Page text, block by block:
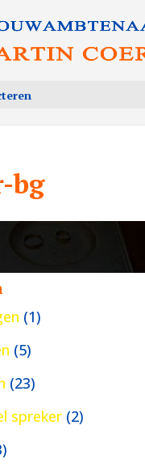
bg
(1)
(5)
(23)
spreker(2)